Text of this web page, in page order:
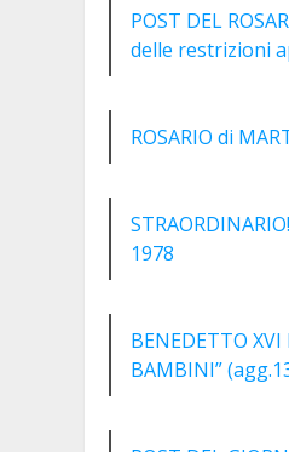
POST DEL
delle restrizioni
ROSARIO di
1978
BENEDETTO
BAMBINI”